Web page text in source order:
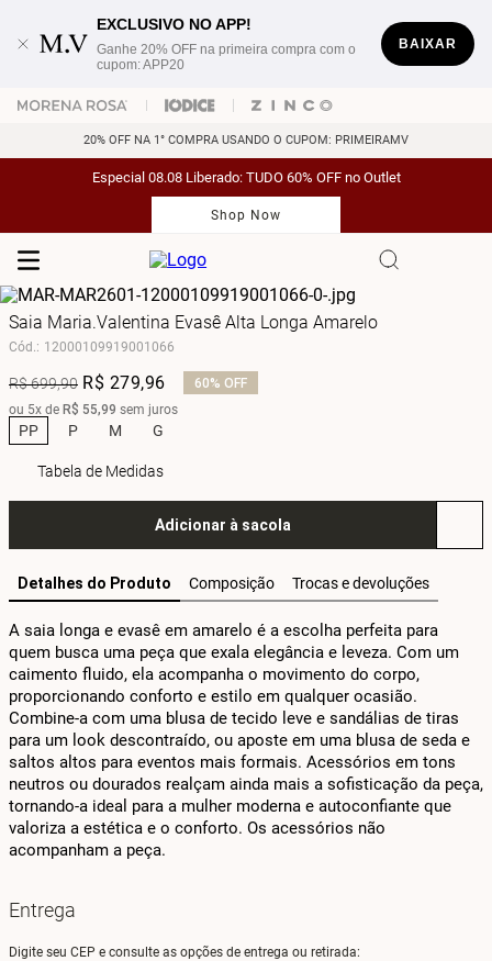
EXCLUSIVO NO APP!
Ganhe 20% OFF na primeira compra com o
cupom: APP20
BAIXAR
20% OFF NA 1° COMPRA USANDO O CUPOM: PRIMEIRAMV
Especial 08.08 Liberado: TUDO 60% OFF no Outlet
Shop Now
Saia Maria.Valentina Evasê Alta Longa Amarelo
Cód.: 12000109919001066
R$699,90 R$ 279,96 60% OFF
ou 5x de R$ 55,99 sem juros
PP P M G
Tabela de Medidas
Adicionar à sacola
Detalhes do Produto Composição Trocas e devoluções
A saia longa e evasê em amarelo é a escolha perfeita para
quem busca uma peça que exala elegância e leveza. Com um
caimento fluido, ela acompanha o movimento do corpo,
proporcionando conforto e estilo em qualquer ocasião.
Combine-a com uma blusa de tecido leve e sandálias de tiras
para um look descontraído, ou aposte em uma blusa de seda e
saltos altos para eventos mais formais. Acessórios em tons
neutros ou dourados realçam ainda mais a sofisticação da peça,
tornando-a ideal para a mulher moderna e autoconfiante que
valoriza a estética e o conforto. Os acessórios não
acompanham a peça.
Entrega
Digite seu CEP e consulte as opções de entrega ou retirada: